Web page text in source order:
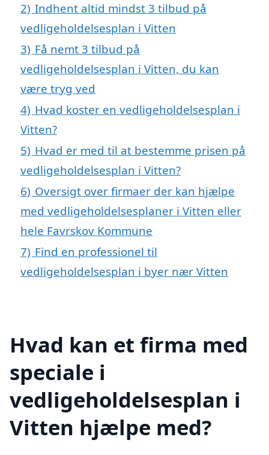
2) Indhent altid mindst 3 tilbud på
vedligeholdelsesplan i Vitten
3) Få nemt 3 tilbud på
vedligeholdelsesplan i Vitten, du kan
være tryg ved
4) Hvad koster en vedligeholdelsesplan i
Vitten?
5) Hvad er med til at bestemme prisen på
vedligeholdelsesplan i Vitten?
6) Oversigt over firmaer der kan hjælpe
med vedligeholdelsesplaner i Vitten eller
hele Favrskov Kommune
7) Find en professionel til
vedligeholdelsesplan i byer nær Vitten
Hvad kan et firma med
speciale i
vedligeholdelsesplan i
Vitten hjælpe med?